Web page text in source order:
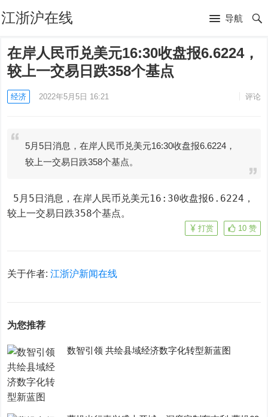
江浙沪在线 导航
在岸人民币兑美元16:30收盘报6.6224，
较上一交易日跌358个基点
经济 2022年5月5日 16:21 评论
5月5日消息，在岸人民币兑美元16:30收盘报6.6224，
较上一交易日跌358个基点。
较上一交易日跌358个基点。
10 赞
打赏
关于作者:江浙沪新闻在线
为您推荐
数智引领 共绘县域经济数字化转型新蓝图